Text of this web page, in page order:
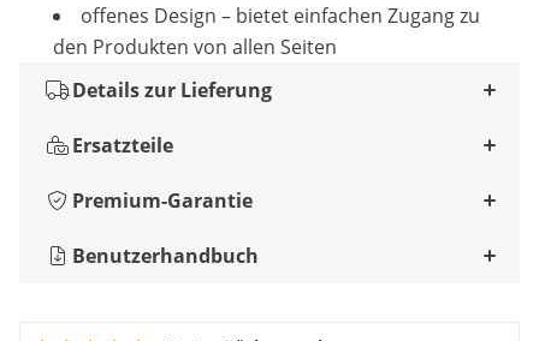
offenes Design –­ bietet einfachen Zugang zu
den Produkten von allen Seiten
Details zur Lieferung
Ersatzteile
Premium-Garantie
Benutzerhandbuch